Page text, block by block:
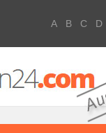
A B C D